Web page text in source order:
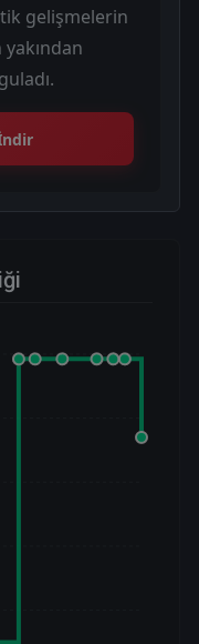
gelişmelerin